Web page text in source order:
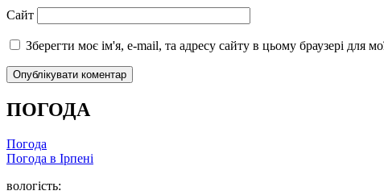
Сайт
Зберегти моє ім'я, e-mail, та адресу сайту в цьому браузері для
ПОГОДА
Погода
Погода в Ірпені
вологість: